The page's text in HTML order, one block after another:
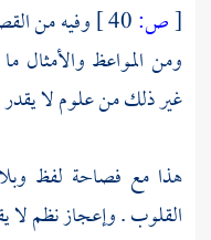
[ص:
وفيه من
ومن المواعظ والأمثال
غير ذلك من علوم لا
هذا مع فصاحة لفظ
القلوب . وإعجاز نظم لا